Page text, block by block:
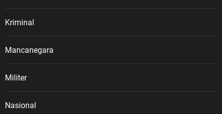
Kriminal
Mancanegara
Militer
Nasional